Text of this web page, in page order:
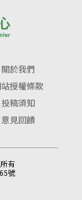
關於我們
授權條款
投稿須知
意見回饋
有
號